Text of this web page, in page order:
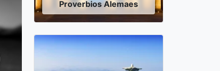
Proverbios Alemaes